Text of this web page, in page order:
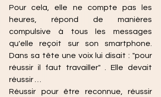
Pour cela, elle ne compte pas les
heures, répond de manières
compulsive à tous les messages
qu'elle reçoit sur son smartphone.
Dans sa tête une voix lui disait : "pour
réussir il faut travailler" . Elle devait
réussir …
Réussir pour être reconnue, réussir